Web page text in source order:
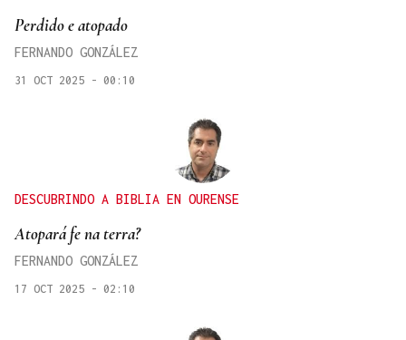
Perdido e atopado
FERNANDO GONZÁLEZ
31 OCT 2025 - 00:10
DESCUBRINDO A BIBLIA EN OURENSE
Atopará fe na terra?
FERNANDO GONZÁLEZ
17 OCT 2025 - 02:10